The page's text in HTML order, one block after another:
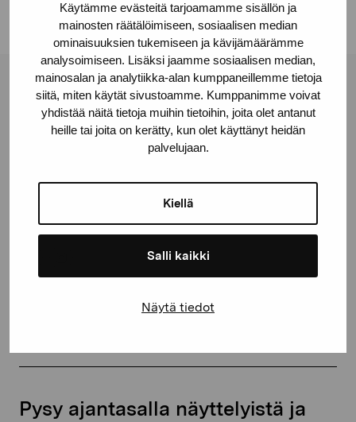
Käytämme evästeitä tarjoamamme sisällön ja
mainosten räätälöimiseen, sosiaalisen median
ominaisuuksien tukemiseen ja kävijämäärämme
analysoimiseen. Lisäksi jaamme sosiaalisen median,
mainosalan ja analytiikka-alan kumppaneillemme tietoja
siitä, miten käytät sivustoamme. Kumppanimme voivat
yhdistää näitä tietoja muihin tietoihin, joita olet antanut
heille tai joita on kerätty, kun olet käyttänyt heidän
palvelujaan.
Kiellä
Salli kaikki
Näytä tiedot
Pro Artibus -säätiö
Kustaa Vaasan katu 11
proartibus@proartibus.fi
Pysy ajantasalla näyttelyistä ja